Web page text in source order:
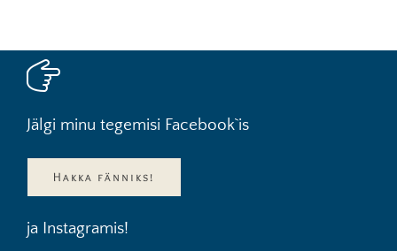
Jälgi minu tegemisi Facebook`is
Hakka fänniks!
ja Instagramis!